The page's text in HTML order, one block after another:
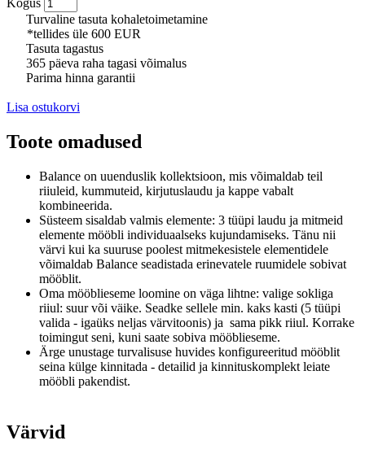
Turvaline tasuta kohaletoimetamine
*tellides üle 600 EUR
Tasuta tagastus
365 päeva raha tagasi võimalus
Parima hinna garantii
Lisa ostukorvi
Toote omadused
Balance on uuenduslik kollektsioon, mis võimaldab teil
riiuleid, kummuteid, kirjutuslaudu ja kappe vabalt
kombineerida.
Süsteem sisaldab valmis elemente: 3 tüüpi laudu ja mitmeid
elemente mööbli individuaalseks kujundamiseks. Tänu nii
värvi kui ka suuruse poolest mitmekesistele elementidele
võimaldab Balance seadistada erinevatele ruumidele sobivat
mööblit.
Oma mööblieseme loomine on väga lihtne: valige sokliga
riiul: suur või väike. Seadke sellele min. kaks kasti (5 tüüpi
valida - igaüks neljas värvitoonis) ja sama pikk riiul. Korrake
toimingut seni, kuni saate sobiva mööblieseme.
Ärge unustage turvalisuse huvides konfigureeritud mööblit
seina külge kinnitada - detailid ja kinnituskomplekt leiate
mööbli pakendist.
Värvid